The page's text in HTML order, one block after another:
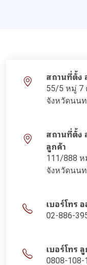
สถานที่ตั้ง
55/5 หมู่ 7
จังหวัดนน
สถานที่ตั้ง
ลูกค้า
111/888
จังหวัดนน
เบอร์โทร
02-886-
เบอร์โทร
0808-108-